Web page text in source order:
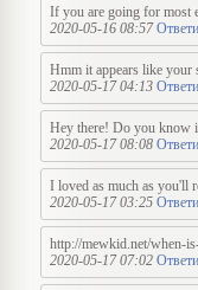
If you are going for most
2020-05-16 08:57
Hmm it appears like your
2020-05-17 04:13
Hey there! Do you know
2020-05-17 08:08
I loved as much as you'll
2020-05-17 03:25
http://mewkid.net/when-
2020-05-17 07:02